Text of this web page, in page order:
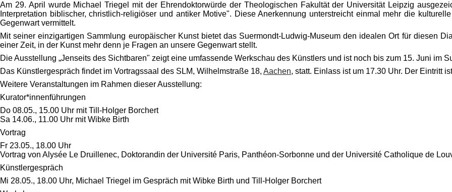
Am 29. April wurde Michael Triegel mit der Ehrendoktorwürde der Theologischen Fakultät der Universität Leipzig
Interpretation biblischer, christlich-religiöser und antiker Motive". Diese Anerkennung unterstreicht einmal mehr die
Gegenwart vermittelt.
Mit seiner einzigartigen Sammlung europäischer Kunst bietet das Suermondt-Ludwig-Museum den idealen Ort für diesen
einer Zeit, in der Kunst mehr denn je Fragen an unsere Gegenwart stellt.
Die Ausstellung „Jenseits des Sichtbaren" zeigt eine umfassende Werkschau des Künstlers und ist noch bis zum 15. Juni im
Das Künstlergespräch findet im Vortragssaal des SLM, Wilhelmstraße 18, Aachen, statt. Einlass ist um 17.30 Uhr. Der Eintritt
Weitere Veranstaltungen im Rahmen dieser Ausstellung:
Kurator*innenführungen
Do 08.05., 15.00 Uhr mit Till-Holger Borchert
Sa 14.06., 11.00 Uhr mit Wibke Birth
Vortrag
Fr 23.05., 18.00 Uhr
Vortrag von Alysée Le Druillenec, Doktorandin der Université Paris, Panthéon-Sorbonne und der Université Catholique de
Künstlergespräch
Mi 28.05., 18.00 Uhr, Michael Triegel im Gespräch mit Wibke Birth und Till-Holger Borchert